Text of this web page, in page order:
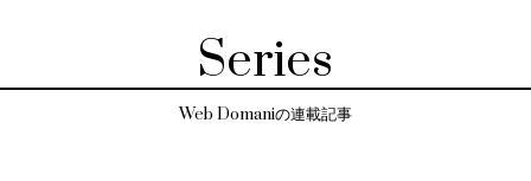
Series
Web Domaniの連載記事